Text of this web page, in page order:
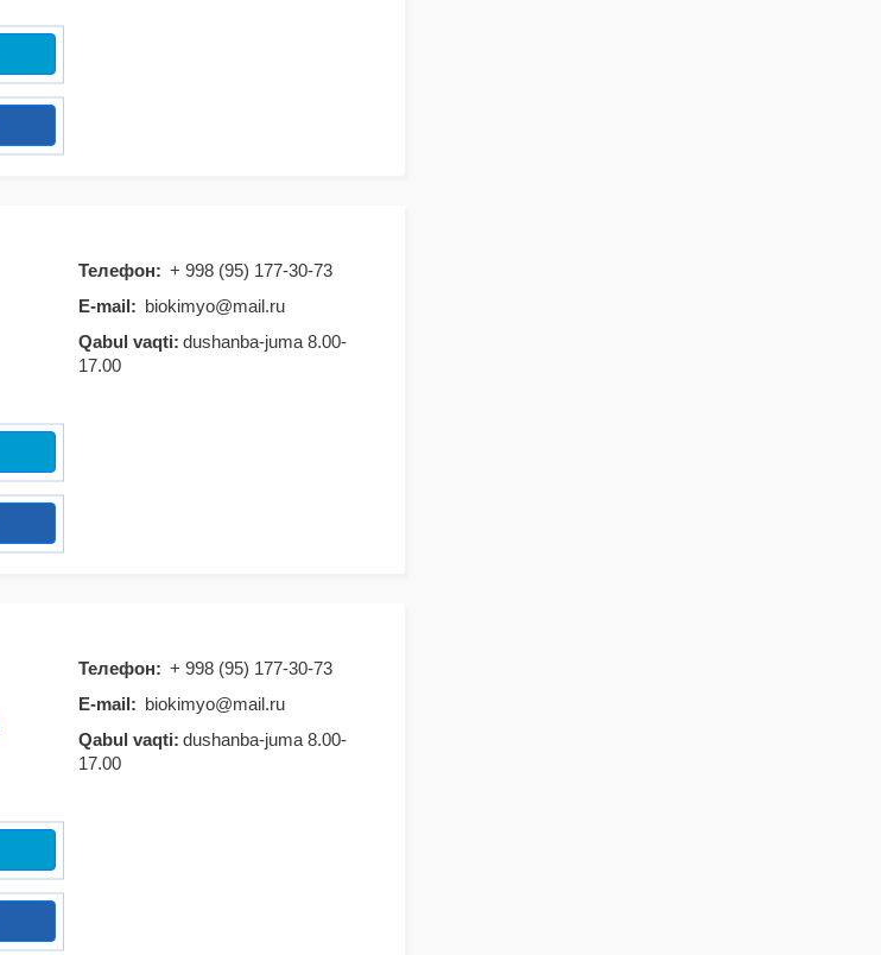
Телефон: + 998 (95) 177-30-73
E-mail: biokimyo@mail.ru
Qabul vaqti: dushanba-juma 8.00-
17.00
Телефон: + 998 (95) 177-30-73
E-mail: biokimyo@mail.ru
Qabul vaqti: dushanba-juma 8.00-
17.00